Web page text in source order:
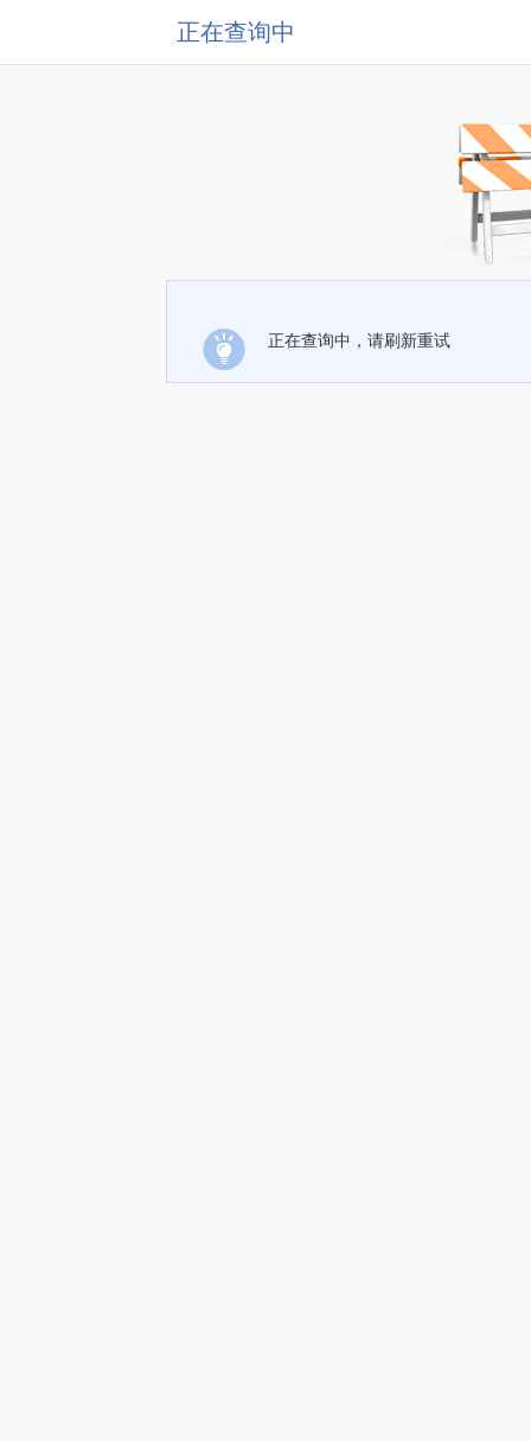
正在查询中
正在查询中，请刷新重试